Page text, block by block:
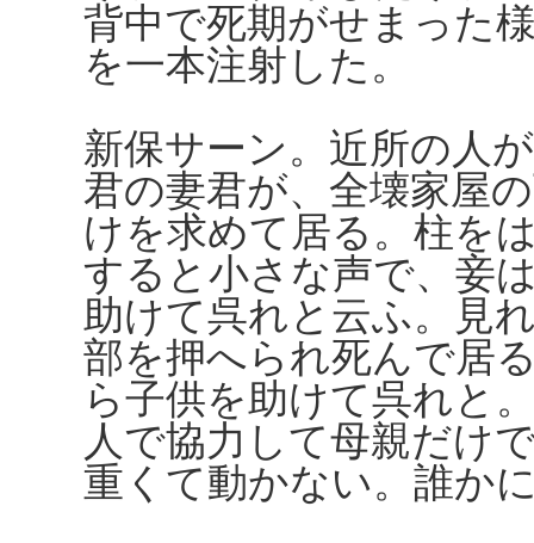
背中で死期がせまった
を一本注射した。
新保サーン。近所の人
君の妻君が、全壊家屋
けを求めて居る。柱を
すると小さな声で、妾
助けて呉れと云ふ。見
部を押へられ死んで居
ら子供を助けて呉れと
人で協力して母親だけ
重くて動かない。誰か